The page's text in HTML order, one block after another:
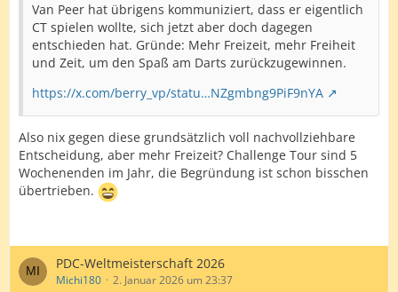
Van Peer hat übrigens kommuniziert, dass er eigentlich
CT spielen wollte, sich jetzt aber doch dagegen
entschieden hat. Gründe: Mehr Freizeit, mehr Freiheit
und Zeit, um den Spaß am Darts zurückzugewinnen.
https://x.com/berry_vp/statu…NZgmbng9PiF9nYA
Also nix gegen diese grundsätzlich voll nachvollziehbare
Entscheidung, aber mehr Freizeit? Challenge Tour sind 5
Wochenenden im Jahr, die Begründung ist schon bisschen
übertrieben.
PDC-Weltmeisterschaft 2026
Michi180 2. Januar 2026 um 23:37